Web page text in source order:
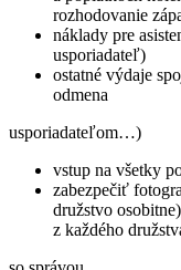
rozhodovanie
náklady pre
usporiadateľ)
ostatné výdaje
odmena
usporiadateľom…)
vstup na všetky
zabezpečiť
družstvo
z každého